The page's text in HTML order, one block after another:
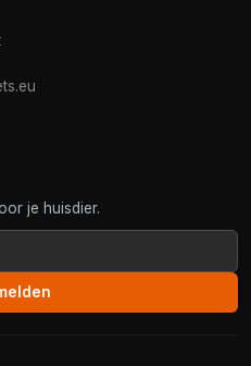
je huisdier.